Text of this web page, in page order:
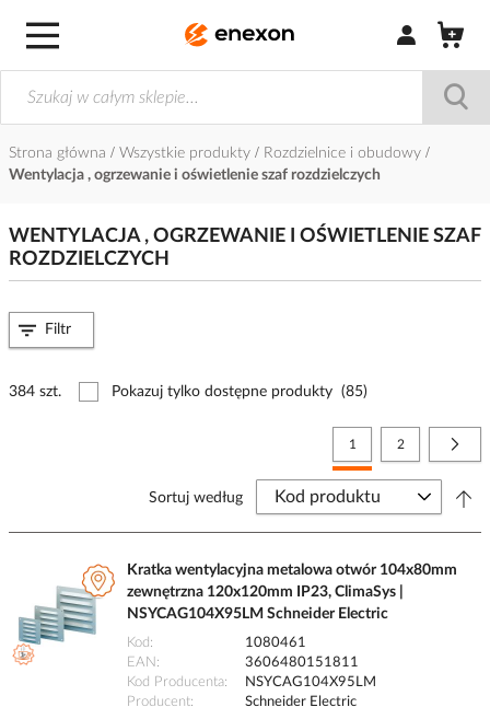
Zaloguj się /
Strona główna Wszystkie produkty
Rozdzielnice i obudowy
Wentylacja , ogrzewanie i oświetlenie szaf rozdzielczych
WENTYLACJA , OGRZEWANIE I OŚWIETLENIE SZAF
ROZDZIELCZYCH
384 szt. Pokazuj tylko dostępne produkty (85)
Strona
Aktualnie czytasz stronę
1 Strona
2
Sortuj według
Kratka wentylacyjna metalowa otwór 104x80mm
zewnętrzna 120x120mm IP23, ClimaSys |
NSYCAG104X95LM Schneider Electric
Kod
1080461
EAN
3606480151811
Kod Producenta
NSYCAG104X95LM
Producent
Schneider Electric
Filtr